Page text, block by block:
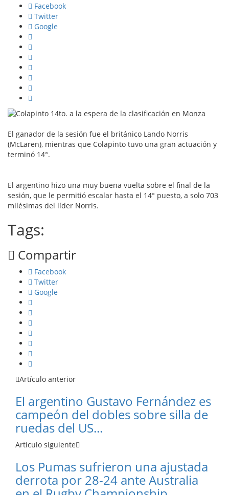
Facebook
Twitter
Google
El ganador de la sesión fue el británico Lando Norris
(McLaren), mientras que Colapinto tuvo una gran actuación y
terminó 14°.
El argentino hizo una muy buena vuelta sobre el final de la
sesión, que le permitió escalar hasta el 14° puesto, a solo 703
milésimas del líder Norris.
Tags:
Compartir
Facebook
Twitter
Google
Artículo anterior
El argentino Gustavo Fernández es
campeón del dobles sobre silla de
ruedas del US...
Artículo siguiente
Los Pumas sufrieron una ajustada
derrota por 28-24 ante Australia